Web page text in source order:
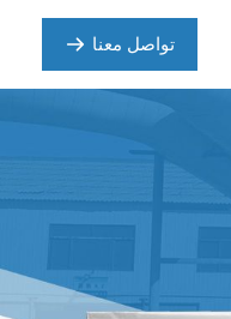
تواصل معنا